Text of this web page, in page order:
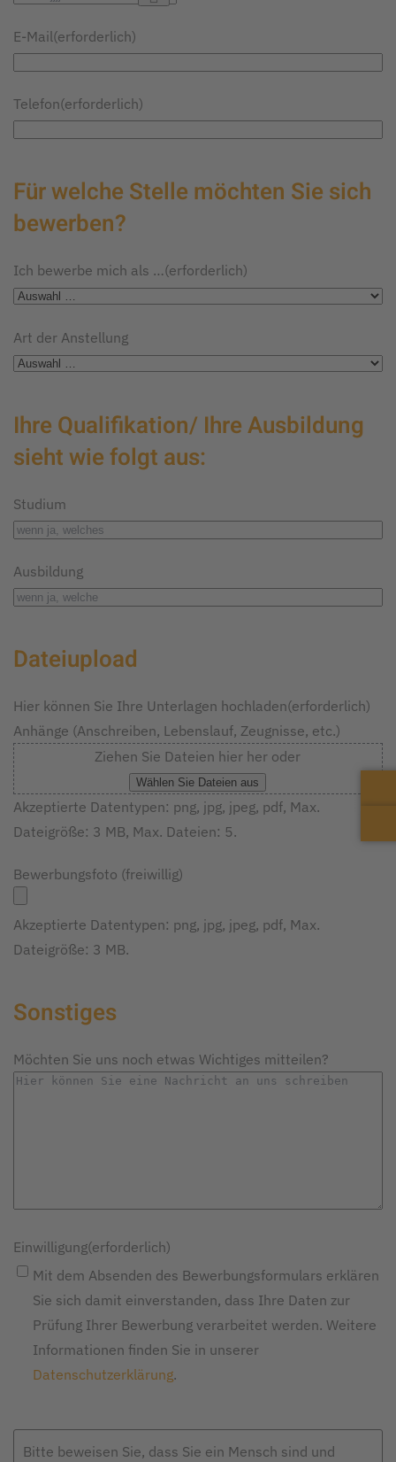
E-Mail(erforderlich)
Telefon(erforderlich)
Für welche Stelle möchten Sie sich
bewerben?
Ich bewerbe mich als …(erforderlich)
Art der Anstellung
Ihre Qualifikation/ Ihre Ausbildung
sieht wie folgt aus:
Studium
Ausbildung
Dateiupload
Hier können Sie Ihre Unterlagen hochladen(erforderlich)
Anhänge (Anschreiben, Lebenslauf, Zeugnisse, etc.)
Ziehen Sie Dateien hier her oder
Wählen Sie Dateien aus
Akzeptierte Datentypen: png, jpg, jpeg, pdf, Max.
Dateigröße: 3 MB, Max. Dateien: 5.
Bewerbungsfoto (freiwillig)
Akzeptierte Datentypen: png, jpg, jpeg, pdf, Max.
Dateigröße: 3 MB.
Sonstiges
Möchten Sie uns noch etwas Wichtiges mitteilen?
Einwilligung(erforderlich)
Mit dem Absenden des Bewerbungsformulars erklären
Sie sich damit einverstanden, dass Ihre Daten zur
Prüfung Ihrer Bewerbung verarbeitet werden. Weitere
Informationen finden Sie in unserer
Datenschutzerklärung.
Bitte beweisen Sie, dass Sie ein Mensch sind und